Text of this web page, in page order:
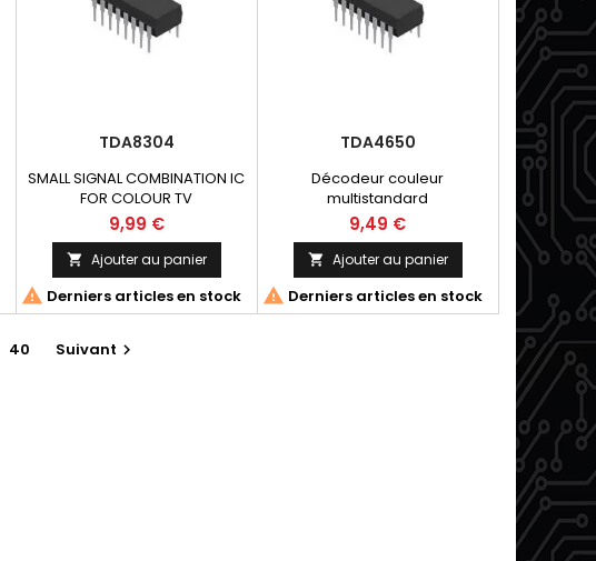
TDA8304
SMALL SIGNAL COMBINATION IC
FOR COLOUR TV
9,99 €
 Ajouter au panier
 Derniers articles en stock
TDA4650
Décodeur couleur
multistandard
9,49 €
 Ajouter au panier
 Derniers articles en stock
40 Suivant 